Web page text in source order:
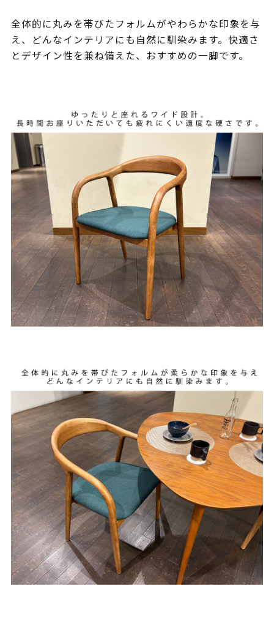
全体的に丸みを帯びたフォルムがやわらかな印象を与
え、どんなインテリアにも自然に馴染みます。快適さ
とデザイン性を兼ね備えた、おすすめの一脚です。